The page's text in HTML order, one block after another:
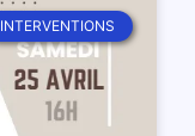
INTERVENTIONS